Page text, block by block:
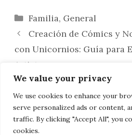
We value your privacy
We use cookies to enhance your
serve personalized ads or content,
traffic. By clicking "Accept All", you
cookies.
Categorías
Familia, General
Creación de Cómics y
con Unicornios: Guía para
Artistas
Influencia del Clima y
Dibujos de Búhos:
en el Arte